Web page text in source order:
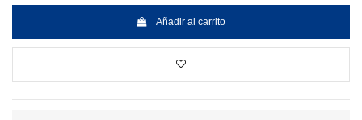
Añadir al carrito